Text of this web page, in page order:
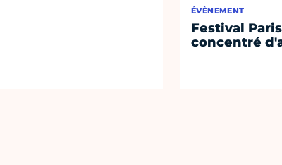
ÉVÈNEMENT
Festival
concentré